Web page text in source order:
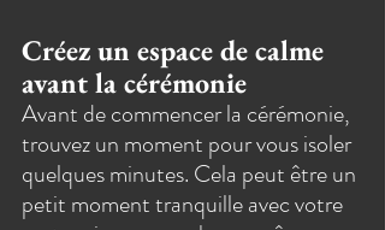
Créez un espace de calme
avant la cérémonie
Avant de commencer la cérémonie,
trouvez un moment pour vous isoler
quelques minutes. Cela peut être un
petit moment tranquille avec votre